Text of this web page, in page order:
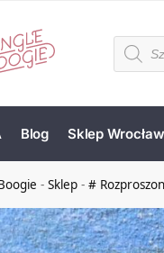
Blog Sklep
-Sklep -#